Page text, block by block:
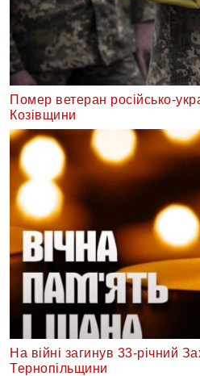
Помер ветеран російсько-
Козівщини
На війні загинув 33-річний
Тернопільщини